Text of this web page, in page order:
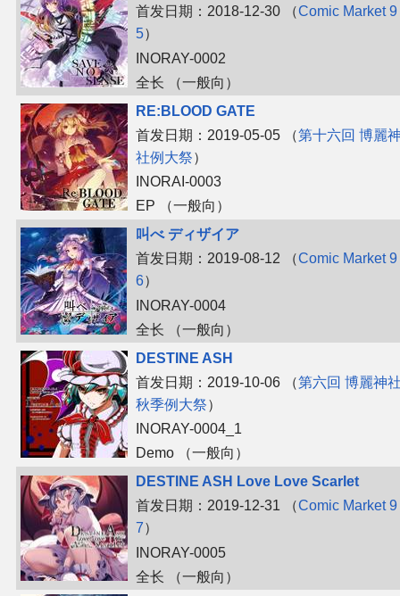
首发日期：2018-12-30 （Comic Market 9
5）
INORAY-0002
全长 （一般向）
RE:BLOOD GATE
首发日期：2019-05-05 （第十六回 博麗
社例大祭）
INORAI-0003
EP （一般向）
叫べ ディザイア
首发日期：2019-08-12 （Comic Market 9
6）
INORAY-0004
全长 （一般向）
DESTINE ASH
首发日期：2019-10-06 （第六回 博麗神
秋季例大祭）
INORAY-0004_1
Demo （一般向）
DESTINE ASH Love Love Scarlet
首发日期：2019-12-31 （Comic Market 9
7）
INORAY-0005
全长 （一般向）
其他形式同人
THB相关项目
THB策划
THB衍生
THB媒体
THB协力
其他
联系管理员
关于THBWiki
捐款支持